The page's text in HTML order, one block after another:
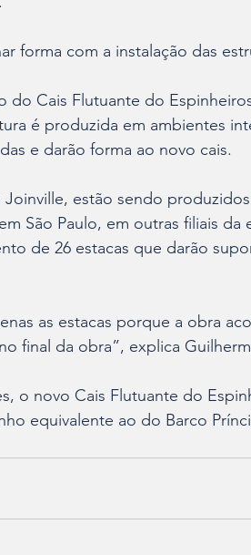
forma com a instalação das
do Cais Flutuante do
é produzida em ambientes
e darão forma ao novo cais.
estão sendo
São Paulo, em outras filiais da
de 26 estacas que darão
as estacas porque a obra
final da obra”, explica
o novo Cais Flutuante do
equivalente ao do Barco